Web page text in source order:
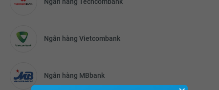
Ngân hàng Vietcombank
Ngân hàng MBbank